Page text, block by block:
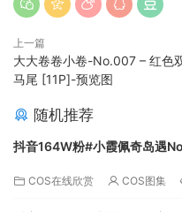
上一篇
大大卷卷小卷-No.007 – 红色
马尾 [11P]-预览图
随机推荐
抖音164W粉#小霞佩奇岛遇
COS在线欣赏 COS图集